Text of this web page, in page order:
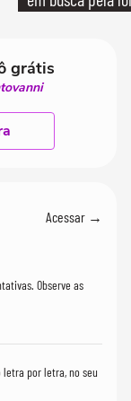
grátis
Acessar →
Observe as
por letra, no seu